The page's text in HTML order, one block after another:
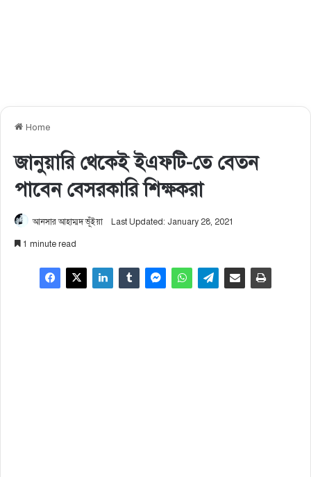
Home
জানুয়ারি থেকেই ইএফটি-তে বেতন
পাবেন বেসরকারি শিক্ষকরা
আনসার আহাম্মদ ভূঁইয়া Last Updated: January 28, 2021
1 minute read